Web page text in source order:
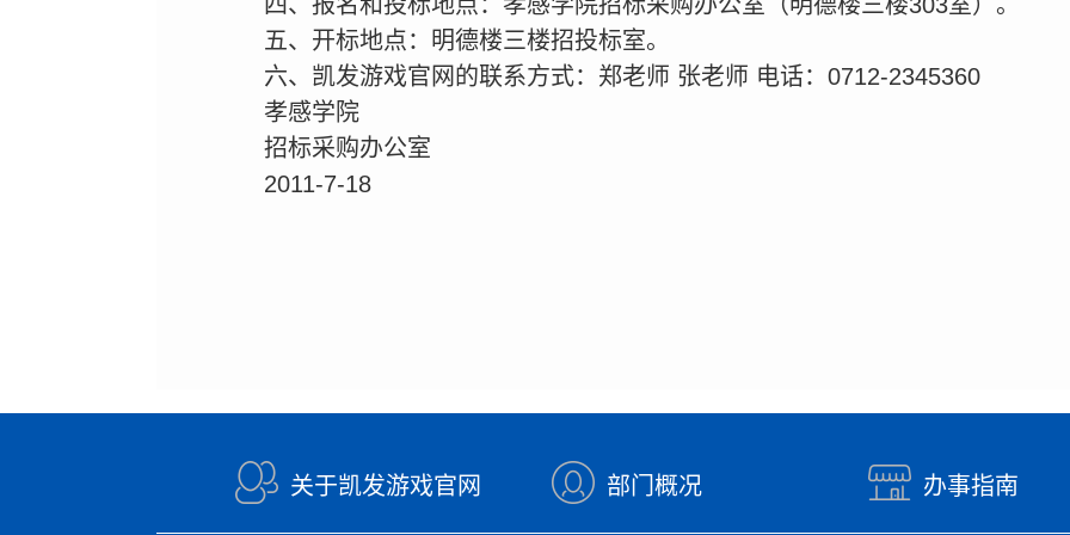
五、开标地点：明德楼三楼招投标室。
六、凯发游戏官网的联系方式：郑老师 张老师 电话：0712-2345360
孝感学院
招标采购办公室
2011-7-18
关于凯发游戏官网 部门概况 办事指南